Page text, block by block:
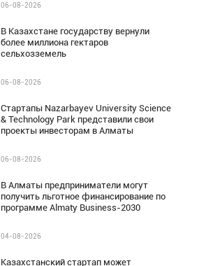
06-08-2026
В Казахстане государству вернули
более миллиона гектаров
сельхозземель
06-08-2026
Стартапы Nazarbayev University Science
& Technology Park представили свои
проекты инвесторам в Алматы
06-08-2026
В Алматы предприниматели могут
получить льготное финансирование по
программе Almaty Business-2030
04-08-2026
Казахстанский стартап может